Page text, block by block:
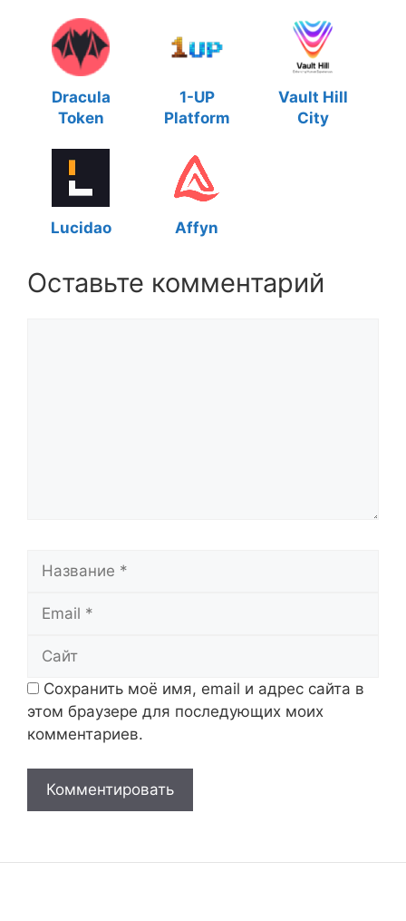
Dracula
Token
1-UP
Platform
Vault Hill
City
Lucidao Affyn
Оставьте комментарий
Сохранить моё имя, email и адрес сайта в
этом браузере для последующих моих
комментариев.